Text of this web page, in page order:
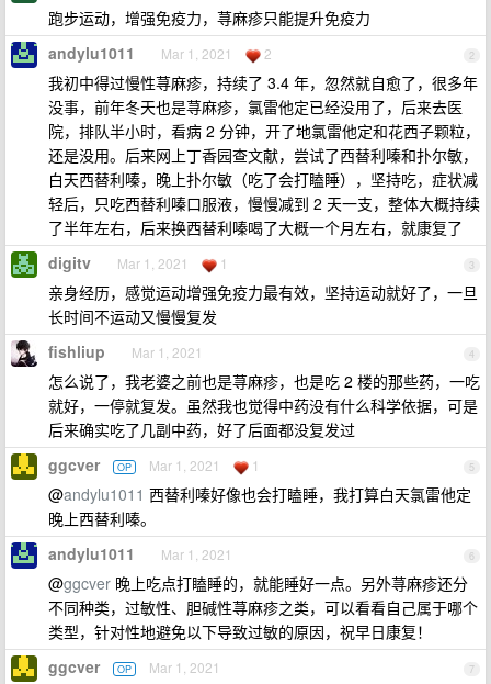
跑步运动，增强免疫力，荨麻疹只能提升免疫力
2
andylu1011 Mar 1, 2021 2
我初中得过慢性荨麻疹，持续了 3.4 年，忽然就自愈了，很多年
没事，前年冬天也是荨麻疹，氯雷他定已经没用了，后来去医
院，排队半小时，看病 2 分钟，开了地氯雷他定和花西子颗粒，
还是没用。后来网上丁香园查文献，尝试了西替利嗪和扑尔敏，
白天西替利嗪，晚上扑尔敏（吃了会打瞌睡），坚持吃，症状减
轻后，只吃西替利嗪口服液，慢慢减到 2 天一支，整体大概持续
了半年左右，后来换西替利嗪喝了大概一个月左右，就康复了
3
digitv Mar 1, 2021 1
亲身经历，感觉运动增强免疫力最有效，坚持运动就好了，一旦
长时间不运动又慢慢复发
4
fishliup Mar 1, 2021
怎么说了，我老婆之前也是荨麻疹，也是吃 2 楼的那些药，一吃
就好，一停就复发。虽然我也觉得中药没有什么科学依据，可是
后来确实吃了几副中药，好了后面都没复发过
5
ggcver OP Mar 1, 2021 1
@andylu1011 西替利嗪好像也会打瞌睡，我打算白天氯雷他定
晚上西替利嗪。
6
andylu1011 Mar 1, 2021
@ggcver 晚上吃点打瞌睡的，就能睡好一点。另外荨麻疹还分
不同种类，过敏性、胆碱性荨麻疹之类，可以看看自己属于哪个
类型，针对性地避免以下导致过敏的原因，祝早日康复！
7
ggcver OP Mar 1, 2021